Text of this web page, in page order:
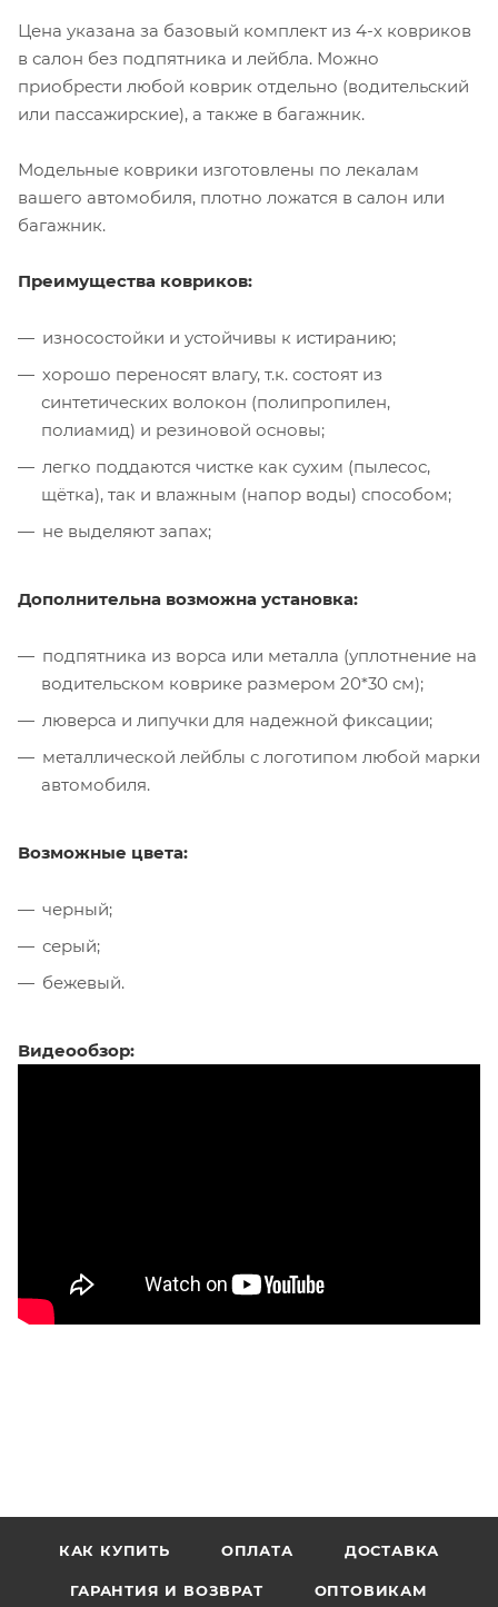
Цена указана за базовый комплект из 4-х ковриков
в салон без подпятника и лейбла. Можно
приобрести любой коврик отдельно (водительский
или пассажирские), а также в багажник.
Модельные коврики изготовлены по лекалам
вашего автомобиля, плотно ложатся в салон или
багажник.
Преимущества ковриков:
износостойки и устойчивы к истиранию;
хорошо переносят влагу, т.к. состоят из
синтетических волокон (полипропилен,
полиамид) и резиновой основы;
легко поддаются чистке как сухим (пылесос,
щётка), так и влажным (напор воды) способом;
не выделяют запах;
Дополнительна возможна установка:
подпятника из ворса или металла (уплотнение на
водительском коврике размером 20*30 см);
люверса и липучки для надежной фиксации;
металлической лейблы с логотипом любой марки
автомобиля.
Возможные цвета:
черный;
серый;
бежевый.
Видеообзор:
КАК КУПИТЬ ОПЛАТА ДОСТАВКА
ГАРАНТИЯ И ВОЗВРАТ ОПТОВИКАМ